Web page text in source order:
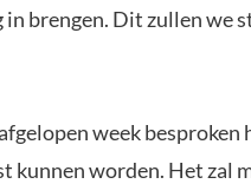
brengen. Dit zullen we
week besproken
kunnen worden. Het zal